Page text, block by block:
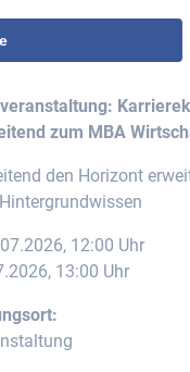
zum MBA
den Horizont
12:00 Uhr
13:00 Uhr